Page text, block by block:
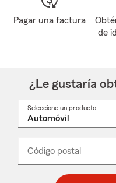
Pagar una factura
de
¿Le gustaría
Seleccione un producto
Código postal
_____